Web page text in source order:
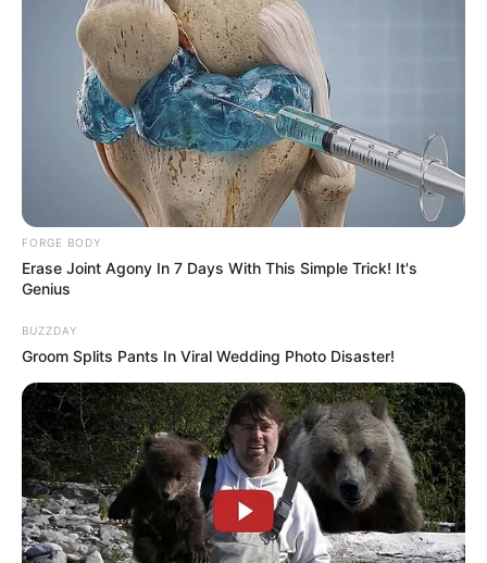
FORGE BODY
Erase Joint Agony In 7 Days With This Simple Trick! It's
Genius
BUZZDAY
Groom Splits Pants In Viral Wedding Photo Disaster!